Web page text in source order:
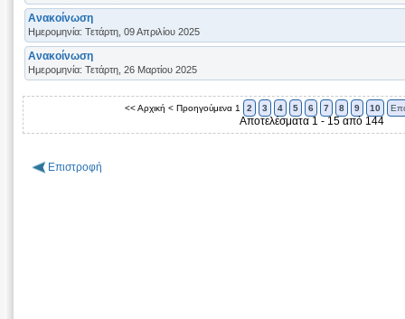
Ανακοίνωση
Ημερομηνία: Τετάρτη, 09 Απριλίου 2025
Ανακοίνωση
Ημερομηνία: Τετάρτη, 26 Μαρτίου 2025
<< Αρχική < Προηγούμενα 1 2 3 4 5 6 7 8 9 10
Αποτελέσματα 1 - 15 από 144
Επιστροφή